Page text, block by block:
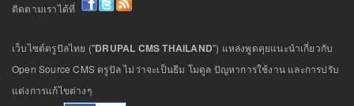
ติดตามเราได้ที่
เว็บไซต์ดรูปัลไทย ("DRUPAL CMS THAILAND") แหล่งพูดคุยแนะนำเกี่ยวกับ
Open Source CMS ดรูปัล ไม่ว่าจะเป็นธีม โมดูล ปัญหาการใช้งาน และการปรับ
แต่งการแก้ไขต่างๆ